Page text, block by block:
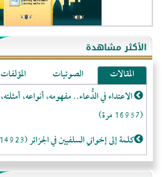
الأكثر مشاهدة
المقالات الصوتيات
المؤلفات
الاعتداء في الدُّعاء.. مفهومه، أنواعه،
(16957 مرة)
كلمة إلى إخواني السلفيين في الجزائر (14923 مرة)
لا تتَّبعوا عورات الـمسلمين (13368 مرة)
- الولايات المتحدة (71874)
- فيتنام (21388)
-غير معروف (20657)
- الصين (10577)
- كندا (10208)
- فرنسا (9055)
- المملكة المتحدة (5453)
- روسيا (5402)